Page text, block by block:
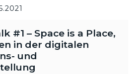
#1 – Space is a Place,
in der digitalen
und